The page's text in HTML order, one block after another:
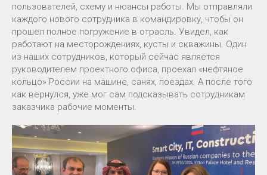
пользователей, схему и нюансы работы. Мы отправляли
каждого нового сотрудника в командировку, чтобы он
прошел полное погружение в отрасль. Увидел, как
работают на месторождениях, кусты и скважины. Один
из наших сотрудников, который сейчас является
руководителем проектного офиса, проехал «нефтяное
кольцо» России на машине, санях, поездах. А после того
как вернулся, уже мог сам подсказывать сотрудникам
заказчика рабочие моменты.